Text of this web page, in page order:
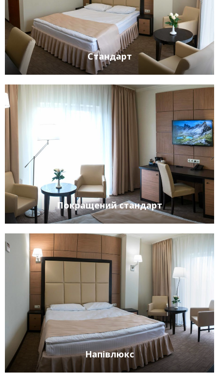
Стандарт
Покращений стандарт
Напівлюкс